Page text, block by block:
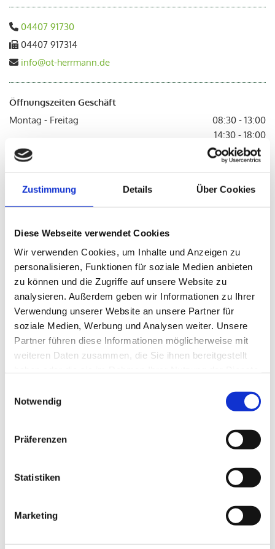
Zustimmung Details Über Cookies
Diese Webseite verwendet Cookies
Wir verwenden Cookies, um Inhalte und Anzeigen zu
personalisieren, Funktionen für soziale Medien anbieten
zu können und die Zugriffe auf unsere Website zu
analysieren. Außerdem geben wir Informationen zu Ihrer
Verwendung unserer Website an unsere Partner für
soziale Medien, Werbung und Analysen weiter. Unsere
Partner führen diese Informationen möglicherweise mit
weiteren Daten zusammen, die Sie ihnen bereitgestellt
Notwendig
Präferenzen
Statistiken
Marketing
 04407 91730
 04407 917314
 info@ot-herrmann.de
Öffnungszeiten Geschäft
Montag - Freitag
08:30 - 13:00
14:30 - 18:00
Samstag
Geschlossen
Termine nach Vereinbarung sowie Hausbesuche möglich
Parkmöglichkeitensowie auch Behindertenparkplätze finden
Sie direkt vor dem Haus. Oder nutzen Sie die Einfahrt rechts
am Gebäude, um auf unseren Parkplatz hinter dem
Sanitätshaus zu gelangen.
Schreiben Sie uns